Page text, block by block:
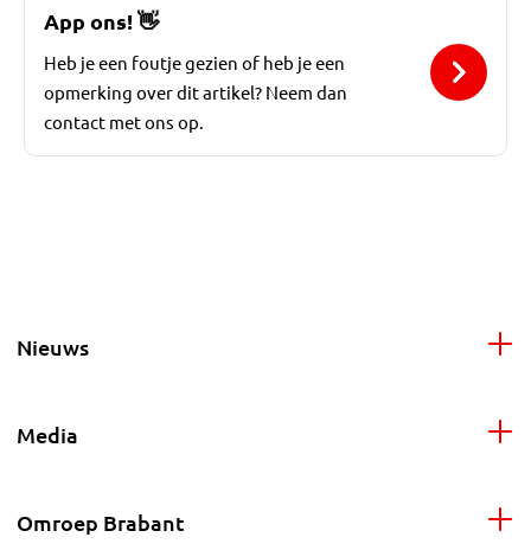
App ons!👋
Heb je een foutje gezien of heb je een
opmerking over dit artikel? Neem dan
contact met ons op.
Nieuws
Media
Omroep Brabant